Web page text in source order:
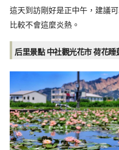
這天到訪剛好是正中午，建議
比較不會這麼炎熱。
后里景點 中社觀光花市 荷花睡